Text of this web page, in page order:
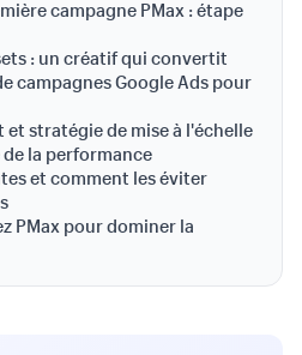
campagne PMax : étape
: un créatif qui convertit
campagnes Google Ads pour
stratégie de mise à l'échelle
la performance
et comment les éviter
PMax pour dominer la